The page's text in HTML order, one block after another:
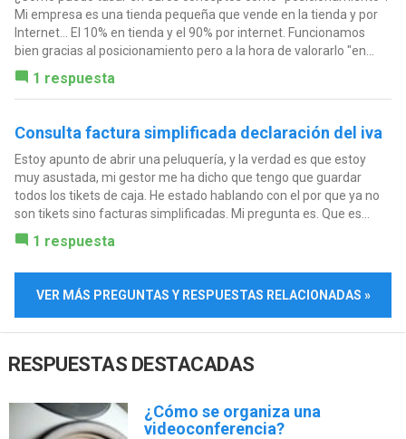
Mi empresa es una tienda pequeña que vende en la tienda y por
Internet... El 10% en tienda y el 90% por internet. Funcionamos
bien gracias al posicionamiento pero a la hora de valorarlo "en...
1 respuesta
Consulta factura simplificada declaración del iva
Estoy apunto de abrir una peluquería, y la verdad es que estoy
muy asustada, mi gestor me ha dicho que tengo que guardar
todos los tikets de caja. He estado hablando con el por que ya no
son tikets sino facturas simplificadas. Mi pregunta es. Que es...
1 respuesta
VER MÁS PREGUNTAS Y RESPUESTAS RELACIONADAS »
RESPUESTAS DESTACADAS
¿Cómo se organiza una
videoconferencia?